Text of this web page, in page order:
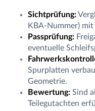
Sichtprüfung:
KBA-Nummer)
Passprüfung:
eventuelle
Spurplatten
Geometrie.
Bewertung: Sind
Teilegutachten